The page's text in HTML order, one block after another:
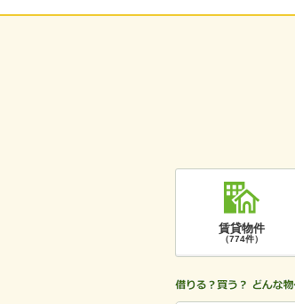
賃貸物件
（774件）